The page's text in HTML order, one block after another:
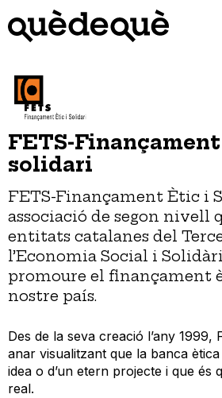
contingut
FETS-
solidari
FETS-Finançament Ètic i
associació de segon nivell
entitats catalanes del
l’Economia Social i
promoure el finançament
nostre país.
Des de la seva creació l’any 1999,
anar visualitzant que la banca ètica
idea o d’un etern projecte i que és
real.